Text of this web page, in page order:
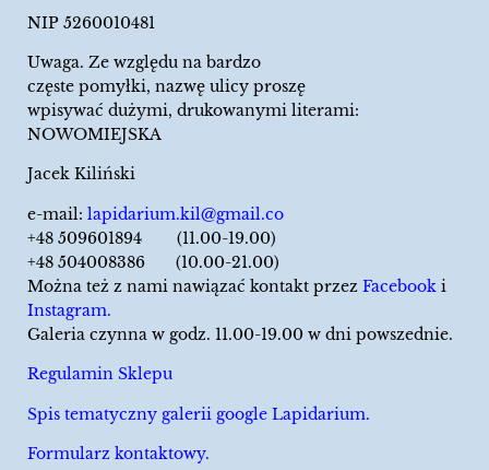
NIP 5260010481
Uwaga. Ze względu na bardzo
częste pomyłki, nazwę ulicy proszę
wpisywać dużymi, drukowanymi literami:
NOWOMIEJSKA
Jacek Kiliński
e-mail: lapidarium.kil@gmail.co
+48 509601894 (11.00-19.00)
+48 504008386 (10.00-21.00)
Można też z nami nawiązać kontakt przez Facebook i
Instagram.
Galeria czynna w godz. 11.00-19.00 w dni powszednie.
Regulamin Sklepu
Spis tematyczny galerii google Lapidarium.
Formularz kontaktowy.